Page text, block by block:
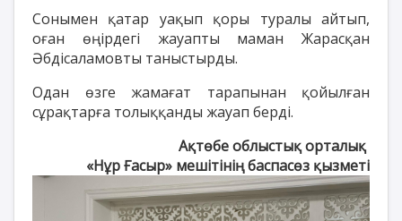
Сонымен қатар уақып қоры туралы айтып,
оған өңірдегі жауапты маман Жарасқан
Әбдісаламовты таныстырды.
Одан өзге жамағат тарапынан қойылған
сұрақтарға толыққанды жауап берді.
Ақтөбе облыстық орталық
«Нұр Ғасыр» мешітінің баспасөз қызметі